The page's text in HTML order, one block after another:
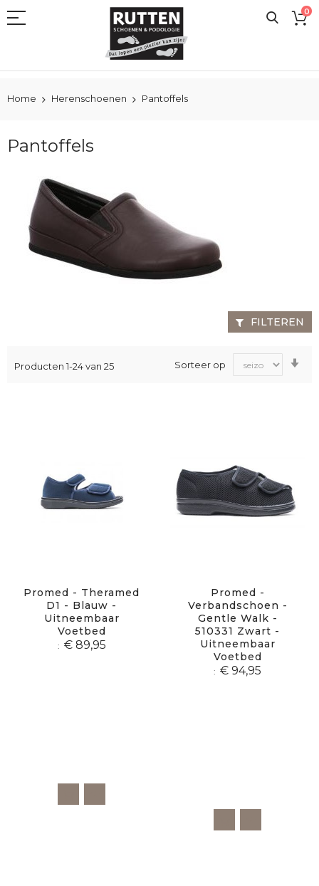
naar
0
Home Herenschoenen Pantoffels
Pantoffels
Producten 1-24van 25 Sorteer op
Promed - Theramed
D1 - Blauw -
Uitneembaar
Voetbed
€ 89,95
Promed -
Verbandschoen -
Gentle Walk -
510331 Zwart -
Uitneembaar
Voetbed
€ 94,95
FILTEREN